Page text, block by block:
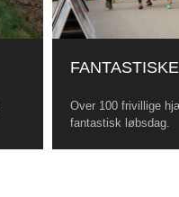
Over 100 frivillige
fantastisk løbsdag.